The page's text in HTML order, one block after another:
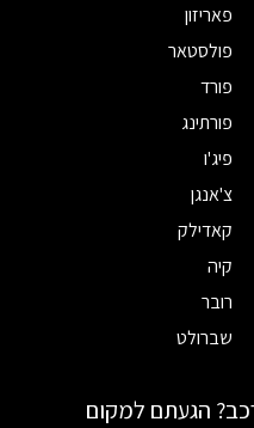
פאריזון
פולסטאר
פורד
פורתינג
פיג'ו
צ'אנגן
קאדילק
קיה
רובר
שברולט
הגעתם למקום